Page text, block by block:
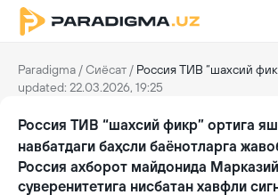
Paradigma /Сиёсат / Россия ТИВ “шахсий фикр” ортига яшириниб,
updated: 22.03.2026, 19:25
Россия ТИВ “шахсий фикр” ортига
навбатдаги баҳсли баёнотларга
Россия ахборот майдонида
суверенитетига нисбатан хавфли